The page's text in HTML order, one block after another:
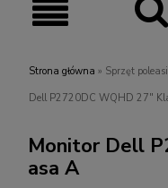
Strona główna » Sprzęt
Dell P2720DC WQHD 27"
Monitor Dell
asa A